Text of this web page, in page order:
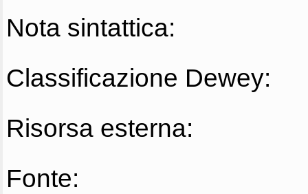
Nota sintattica:
Classificazione Dewey:
Risorsa esterna:
Fonte: